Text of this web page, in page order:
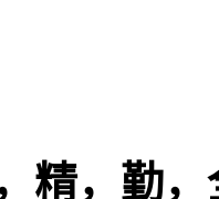
精，勤，